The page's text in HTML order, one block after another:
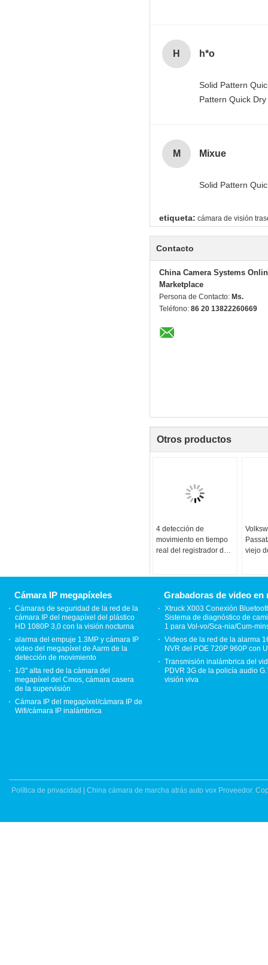
H h*o
Solid Pattern
Pattern Quick
M Mixue
Solid Pattern
etiqueta: cámara de visión
Contacto
China Camera Systems
Marketplace
Persona de Contacto: Ms.
Teléfono: 86 20 13822260669
Otros productos
4 detección de
movimiento en tiempo
real del registrador del
viejo
Cámara IP megapíxeles
Cámaras de seguridad de la red de la
cámara IP del megapíxel del plástico
HD 1080P 3,0 con la visión nocturna
alarma del empuje 1.3MP y cámara IP
video del megapíxel de Aarm de la
detección de movimiento
1/3" alta red de la cámara del
megapíxel del Cmos, cámara casera
de la supervisión
Cámara IP del megapíxel/cámara IP de
Wifi/cámara IP inalámbrica
Grabadoras de video en
Xtruck X003 Conexión
Sistema de diagnóstico de
1 para Vol-vo/Sca-nia/Cum-
Videos de la red de la alarma
NVR del POE 720P 960P con
Transmisión inalámbrica del
PDVR 3G de la policía audio
visión viva
Política de privacidad China cámara de marcha atrás auto vox Proveedor.